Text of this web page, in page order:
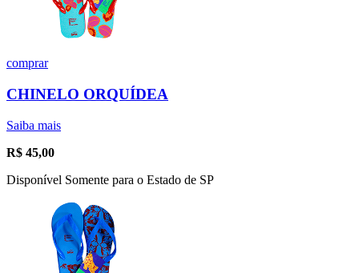
comprar
CHINELO ORQUÍDEA
Saiba mais
R$ 45,00
Disponível Somente para o Estado de SP